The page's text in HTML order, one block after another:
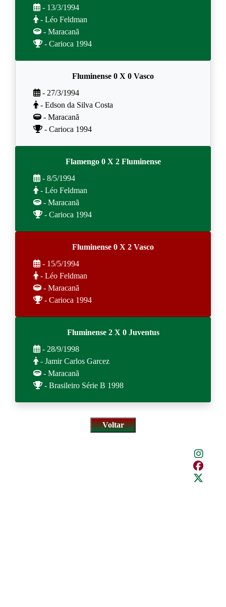
- 13/3/1994
- Léo Feldman
- Maracanã
- Carioca 1994
Fluminense 0 X 0 Vasco
- 27/3/1994
- Edson da Silva Costa
- Maracanã
- Carioca 1994
Flamengo 0 X 2 Fluminense
- 8/5/1994
- Léo Feldman
- Maracanã
- Carioca 1994
Fluminense 0 X 2 Vasco
- 15/5/1994
- Léo Feldman
- Maracanã
- Carioca 1994
Fluminense 2 X 0 Juventus
- 28/9/1998
- Jamir Carlos Garcez
- Maracanã
- Brasileiro Série B 1998